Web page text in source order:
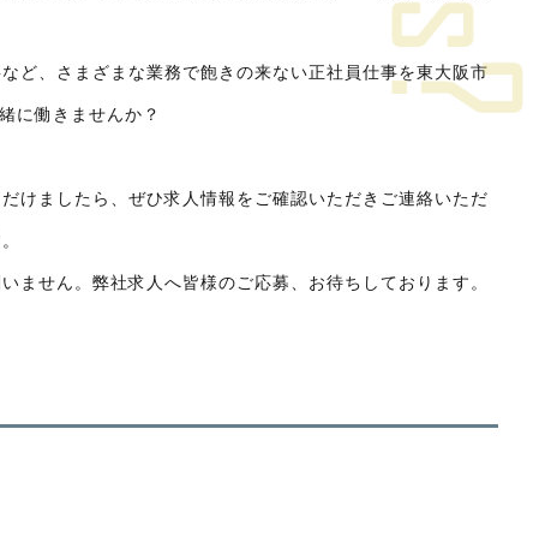
ど、さまざまな業務で飽きの来ない正社員仕事を東大阪市
に働きませんか？
けましたら、ぜひ求人情報をご確認いただきご連絡いただ
ません。弊社求人へ皆様のご応募、お待ちしております。